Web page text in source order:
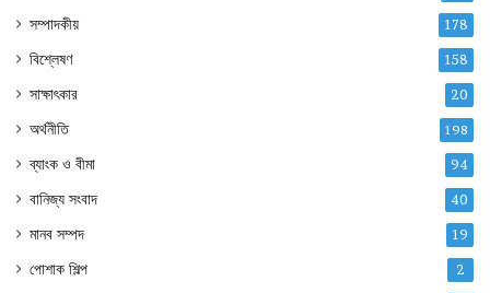
সম্পাদকীয় 178
বিশ্লেষণ 158
সাক্ষাৎকার 20
অর্থনীতি 198
ব্যাংক ও বীমা 94
বানিজ্য সংবাদ 40
মানব সম্পদ 19
পোশাক শিল্প 2